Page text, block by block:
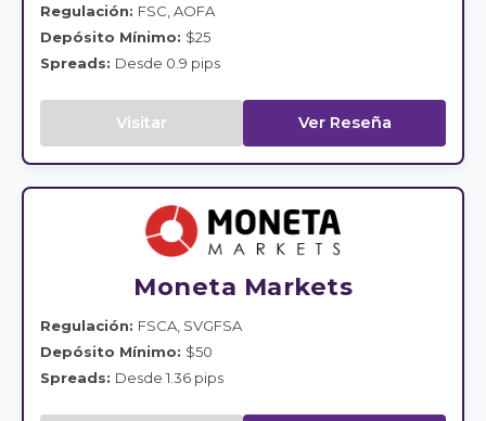
Regulación: FSC, AOFA
Depósito Mínimo: $25
Spreads: Desde 0.9 pips
Visitar Ver Reseña
Moneta Markets
Regulación: FSCA, SVGFSA
Depósito Mínimo: $50
Spreads: Desde 1.36 pips